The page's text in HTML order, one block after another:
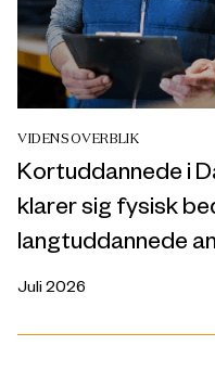
VIDENSOVERBLIK
Kortuddannede i
klarer sig fysisk
langtuddannede
Juli 2026